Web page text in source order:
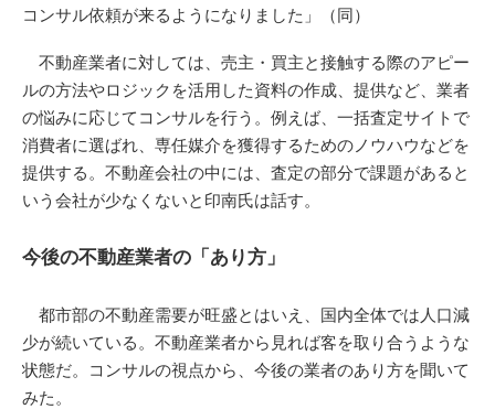
コンサル依頼が来るようになりました」（同）
不動産業者に対しては、売主・買主と接触する際のアピー
ルの方法やロジックを活用した資料の作成、提供など、業者
の悩みに応じてコンサルを行う。例えば、一括査定サイトで
消費者に選ばれ、専任媒介を獲得するためのノウハウなどを
提供する。不動産会社の中には、査定の部分で課題があると
いう会社が少なくないと印南氏は話す。
今後の不動産業者の「あり方」
都市部の不動産需要が旺盛とはいえ、国内全体では人口減
少が続いている。不動産業者から見れば客を取り合うような
状態だ。コンサルの視点から、今後の業者のあり方を聞いて
みた。